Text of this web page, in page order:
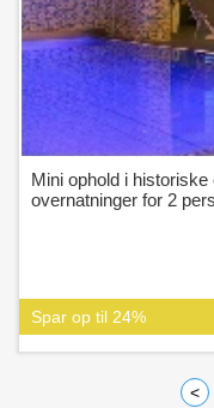
Mini ophold i
overnatninger for 2
Spar op til 24%
<